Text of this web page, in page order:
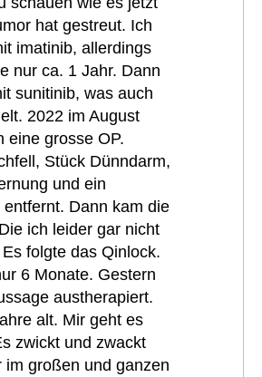
hat gestreut. Ich
imatinib, allerdings
nur ca. 1 Jahr. Dann
sunitinib, was auch
2022 im August
eine grosse OP.
Stück Dünndarm,
und ein
Dann kam die
ich leider gar nicht
folgte das Qinlock.
6 Monate. Gestern
austherapiert.
alt. Mir geht es
zwickt und zwackt
im großen und ganzen